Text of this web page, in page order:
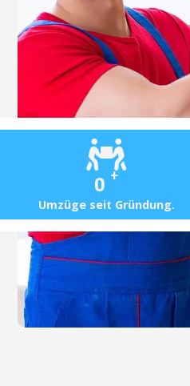
0 +
Umzüge seit Gründung.